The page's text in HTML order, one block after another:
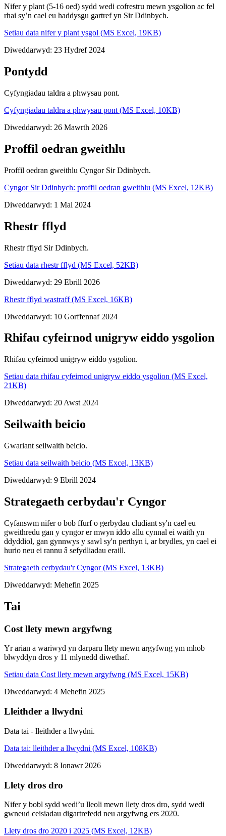
Nifer y plant (5-16 oed) sydd wedi cofrestru mewn ysgolion ac fel
rhai sy’n cael eu haddysgu gartref yn Sir Ddinbych.
Setiau data nifer y plant ysgol (MS Excel, 19KB)
Diweddarwyd: 23 Hydref 2024
Pontydd
Cyfyngiadau taldra a phwysau pont.
Cyfyngiadau taldra a phwysau pont (MS Excel, 10KB)
Diweddarwyd: 26 Mawrth 2026
Proffil oedran gweithlu
Proffil oedran gweithlu Cyngor Sir Ddinbych.
Cyngor Sir Ddinbych: proffil oedran gweithlu (MS Excel, 12KB)
Diweddarwyd: 1 Mai 2024
Rhestr fflyd
Rhestr fflyd Sir Ddinbych.
Setiau data rhestr fflyd (MS Excel, 52KB)
Diweddarwyd: 29 Ebrill 2026
Rhestr fflyd wastraff (MS Excel, 16KB)
Diweddarwyd: 10 Gorffennaf 2024
Rhifau cyfeirnod unigryw eiddo ysgolion
Rhifau cyfeirnod unigryw eiddo ysgolion.
Setiau data rhifau cyfeirnod unigryw eiddo ysgolion (MS Excel,
21KB)
Diweddarwyd: 20 Awst 2024
Seilwaith beicio
Gwariant seilwaith beicio.
Setiau data seilwaith beicio (MS Excel, 13KB)
Diweddarwyd: 9 Ebrill 2024
Strategaeth cerbydau'r Cyngor
Cyfanswm nifer o bob ffurf o gerbydau cludiant sy'n cael eu
gweithredu gan y cyngor er mwyn iddo allu cynnal ei waith yn
ddyddiol, gan gynnwys y sawl sy'n perthyn i, ar brydles, yn cael ei
hurio neu ei rannu â sefydliadau eraill.
Strategaeth cerbydau'r Cyngor (MS Excel, 13KB)
Diweddarwyd: Mehefin 2025
Tai
Cost llety mewn argyfwng
Yr arian a wariwyd yn darparu llety mewn argyfwng ym mhob
blwyddyn dros y 11 mlynedd diwethaf.
Setiau data Cost llety mewn argyfwng (MS Excel, 15KB)
Diweddarwyd: 4 Mehefin 2025
Lleithder a llwydni
Data tai - lleithder a llwydni.
Data tai: lleithder a llwydni (MS Excel, 108KB)
Diweddarwyd: 8 Ionawr 2026
Llety dros dro
Nifer y bobl sydd wedi’u lleoli mewn llety dros dro, sydd wedi
gwneud ceisiadau digartrefedd neu argyfwng ers 2020.
Llety dros dro 2020 i 2025 (MS Excel, 12KB)